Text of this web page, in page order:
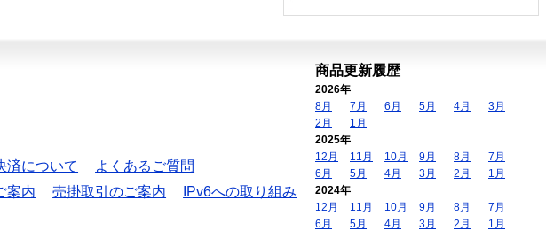
済について
よくあるご質問
案内 売掛取引のご案内
IPv6への取り組み
商品更新履歴
2026年
8月
7月 6月 5月 4月
3月
2月
1月
2025年
12月
11月 10月 9月 8月
7月
6月
5月 4月 3月 2月
1月
2024年
12月
11月 10月 9月 8月
7月
6月
5月 4月 3月 2月
1月